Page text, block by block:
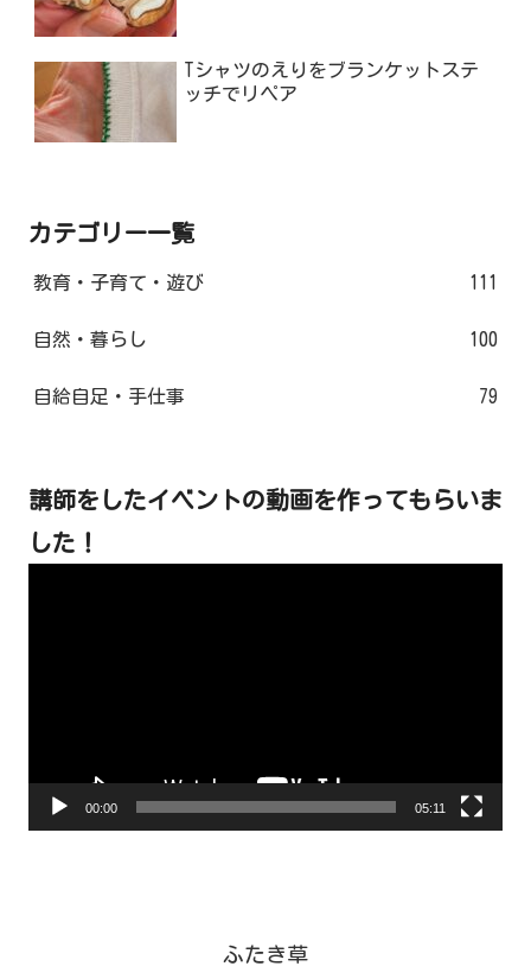
Tシャツのえりをブランケットステ
ッチでリペア
カテゴリー一覧
教育・子育て・遊び 111
自然・暮らし 100
自給自足・手仕事 79
講師をしたイベントの動画を作ってもらいま
した！
00:00 05:11
ふたき草